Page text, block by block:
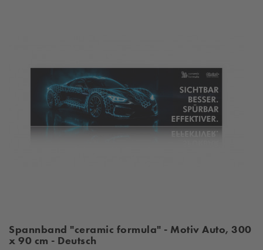
Spannband "ceramic formula" - Motiv Auto, 300
x 90 cm - Deutsch